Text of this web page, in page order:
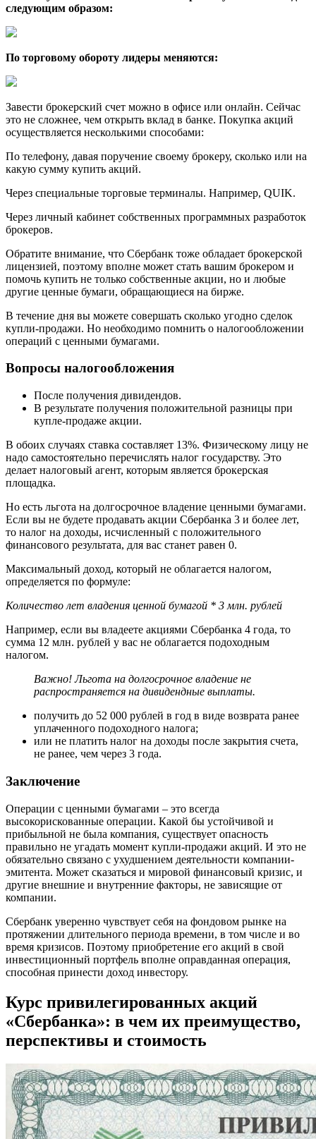
следующим образом:
По торговому обороту лидеры меняются:
Завести брокерский счет можно в офисе или онлайн. Сейчас
это не сложнее, чем открыть вклад в банке. Покупка акций
осуществляется несколькими способами:
По телефону, давая поручение своему брокеру, сколько или на
какую сумму купить акций.
Через специальные торговые терминалы. Например, QUIK.
Через личный кабинет собственных программных разработок
брокеров.
Обратите внимание, что Сбербанк тоже обладает брокерской
лицензией, поэтому вполне может стать вашим брокером и
помочь купить не только собственные акции, но и любые
другие ценные бумаги, обращающиеся на бирже.
В течение дня вы можете совершать сколько угодно сделок
купли-продажи. Но необходимо помнить о налогообложении
операций с ценными бумагами.
Вопросы налогообложения
После получения дивидендов.
В результате получения положительной разницы при
купле-продаже акции.
В обоих случаях ставка составляет 13%. Физическому лицу не
надо самостоятельно перечислять налог государству. Это
делает налоговый агент, которым является брокерская
площадка.
Но есть льгота на долгосрочное владение ценными бумагами.
Если вы не будете продавать акции Сбербанка 3 и более лет,
то налог на доходы, исчисленный с положительного
финансового результата, для вас станет равен 0.
Максимальный доход, который не облагается налогом,
определяется по формуле:
Количество лет владения ценной бумагой * 3 млн. рублей
Например, если вы владеете акциями Сбербанка 4 года, то
сумма 12 млн. рублей у вас не облагается подоходным
налогом.
Важно! Льгота на долгосрочное владение не
распространяется на дивидендные выплаты.
получить до 52 000 рублей в год в виде возврата ранее
уплаченного подоходного налога;
или не платить налог на доходы после закрытия счета,
не ранее, чем через 3 года.
Заключение
Операции с ценными бумагами – это всегда
высокорискованные операции. Какой бы устойчивой и
прибыльной не была компания, существует опасность
правильно не угадать момент купли-продажи акций. И это не
обязательно связано с ухудшением деятельности компании-
эмитента. Может сказаться и мировой финансовый кризис, и
другие внешние и внутренние факторы, не зависящие от
компании.
Сбербанк уверенно чувствует себя на фондовом рынке на
протяжении длительного периода времени, в том числе и во
время кризисов. Поэтому приобретение его акций в свой
инвестиционный портфель вполне оправданная операция,
способная принести доход инвестору.
Курс привилегированных акций
«Сбербанка»: в чем их преимущество,
перспективы и стоимость